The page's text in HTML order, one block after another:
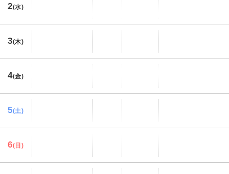
2(水)
3(木)
4(金)
5(土)
6(日)